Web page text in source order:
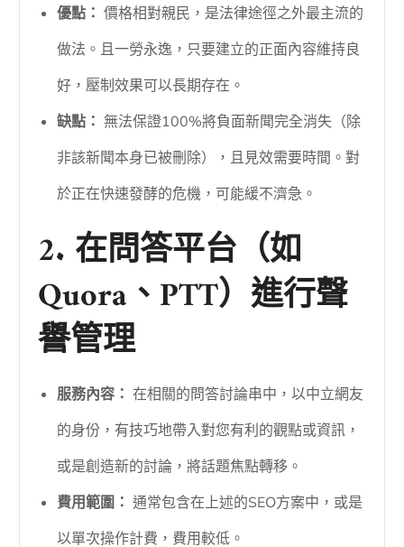
優點： 價格相對親民，是法律途徑之外最主流的
做法。且一勞永逸，只要建立的正面內容維持良
好，壓制效果可以長期存在。
缺點： 無法保證100%將負面新聞完全消失（除
非該新聞本身已被刪除），且見效需要時間。對
於正在快速發酵的危機，可能緩不濟急。
2. 在問答平台（如
Quora、PTT）進行聲
譽管理
服務內容： 在相關的問答討論串中，以中立網友
的身份，有技巧地帶入對您有利的觀點或資訊，
或是創造新的討論，將話題焦點轉移。
費用範圍： 通常包含在上述的SEO方案中，或是
以單次操作計費，費用較低。